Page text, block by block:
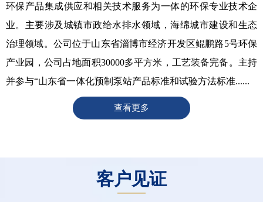
环保产品集成供应和相关技术服务为一体的环保专业技术企
业。主要涉及城镇市政给水排水领域，海绵城市建设和生态
治理领域。公司位于山东省淄博市经济开发区鲲鹏路5号环保
产业园，公司占地面积30000多平方米，工艺装备完备。主持
并参与“山东省一体化预制泵站产品标准和试验方法标准......
查看更多
客户见证
———